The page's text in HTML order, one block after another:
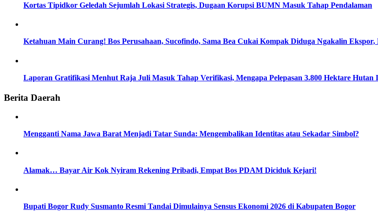
Kortas Tipidkor Geledah Sejumlah Lokasi Strategis, Dugaan Korupsi BUMN Masuk Tahap Pendalaman
Ketahuan Main Curang! Bos Perusahaan, Sucofindo, Sama Bea Cukai Kompak Diduga Ngakalin
Laporan Gratifikasi Menhut Raja Juli Masuk Tahap Verifikasi, Mengapa Pelepasan 3.800 Hektare
Berita Daerah
Mengganti Nama Jawa Barat Menjadi Tatar Sunda: Mengembalikan Identitas atau Sekadar Simbol?
Alamak… Bayar Air Kok Nyiram Rekening Pribadi, Empat Bos PDAM Diciduk Kejari!
Bupati Bogor Rudy Susmanto Resmi Tandai Dimulainya Sensus Ekonomi 2026 di Kabupaten Bogor